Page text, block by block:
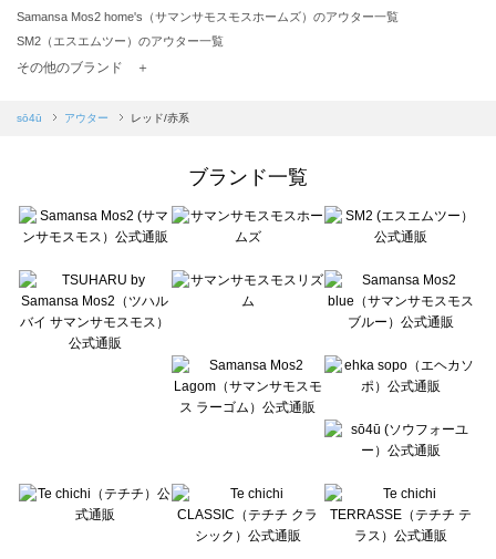
Samansa Mos2 home's（サマンサモスモスホームズ）のアウター一覧
SM2（エスエムツー）のアウター一覧
TSUHARU by Samansa Mos2（ツハルバイサマンサモスモス）のアウター一覧
Samansa Mos2 blue（サマンサモスモス ブルー）のアウター一覧
sō4ū（ソウフォーユー）のアウター一覧
Te chichi（テチチ）のアウター一覧
Te chichi CLASSIC（テチチ クラシック）のアウター一覧
Lugnoncure（ルノンキュール）のアウター一覧
BETTY'S BLUE（べティーズブルー）のアウター一覧
Wpc.（ワールドパーティー）のアウター一覧
その他のブランド ＋
sō4ū アウター レッド/赤系
ブランド一覧